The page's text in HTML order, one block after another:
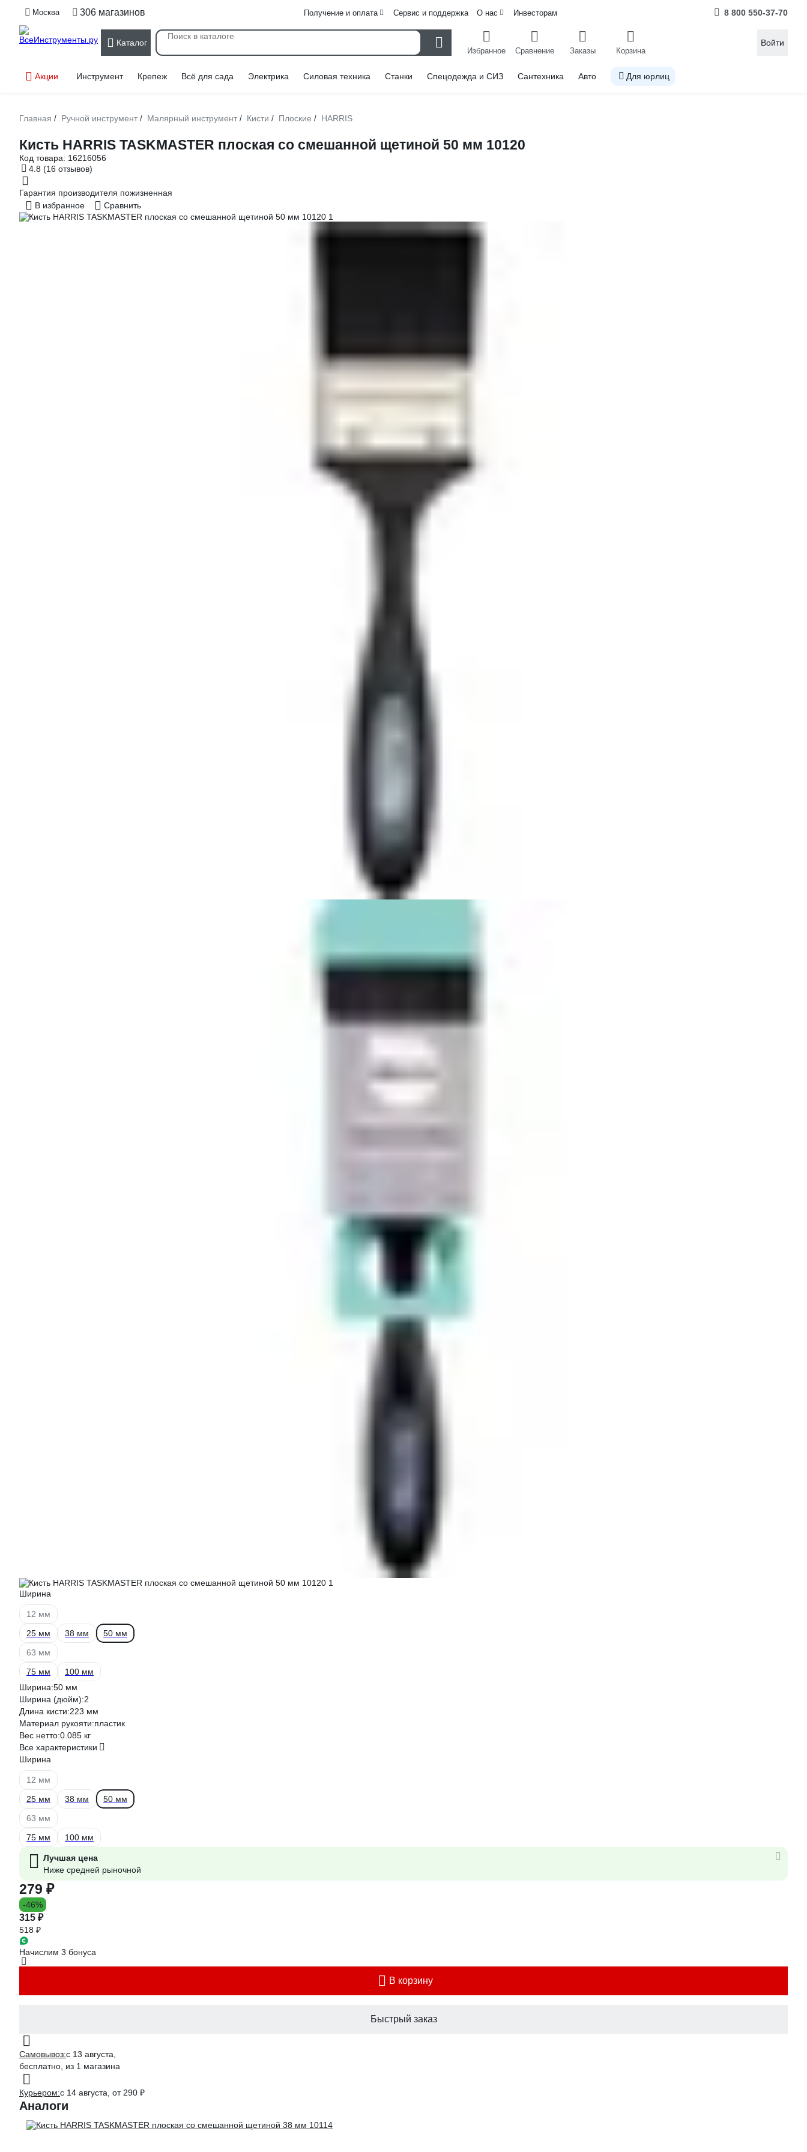
Москва 306 магазинов Получение и оплата Сервис и поддержка О нас Инвесторам 8 800 550-37-70
Каталог
Избранное Сравнение Заказы Корзина
Войти
Акции Инструмент Крепеж Всё для сада Электрика Силовая техника Станки Спецодежда и СИЗ Сантехника Авто Для юрлиц
Главная / Ручной инструмент / Малярный инструмент / Кисти / Плоские / HARRIS
Кисть HARRIS TASKMASTER плоская со смешанной щетиной 50 мм 10120
Код товара: 16216056
4.8 (16 отзывов)
Гарантия производителя пожизненная
В избранное
Сравнить
Ширина
12 мм
25 мм
38 мм
50 мм
63 мм
75 мм
100 мм
Ширина:50 мм
Ширина (дюйм):2
Длина кисти:223 мм
Материал рукояти:пластик
Вес нетто:0.085 кг
Все характеристики
Ширина
12 мм
25 мм
38 мм
50 мм
63 мм
75 мм
100 мм
Лучшая цена
Ниже средней рыночной
279 ₽
-46%
315 ₽
518 ₽
Начислим 3 бонуса
В корзину
Быстрый заказ
Самовывоз:c 13 августа,
бесплатно , из 1 магазина
Курьером:c 14 августа, от 290 ₽
Аналоги